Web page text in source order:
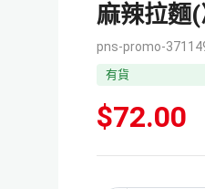
麻辣拉麵
pns-promo-
有貨
$72.00